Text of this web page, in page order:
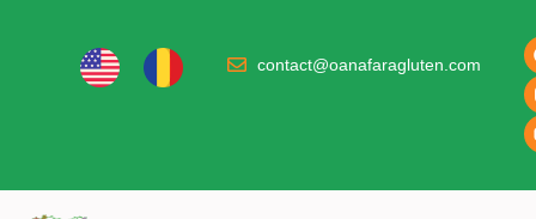
contact@oanafaragluten.com